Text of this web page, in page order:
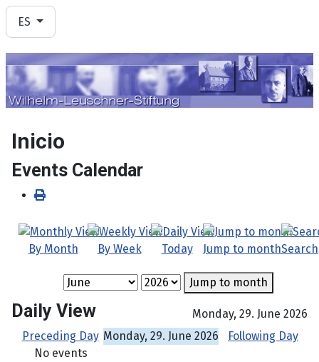
Seleccione su idioma
ES
Inicio
Events Calendar
By Month By Week Today Jump to monthSearch
Jump to month
Daily View
Monday, 29. June 2026
Preceding Day Monday, 29. June 2026
Following Day
No events